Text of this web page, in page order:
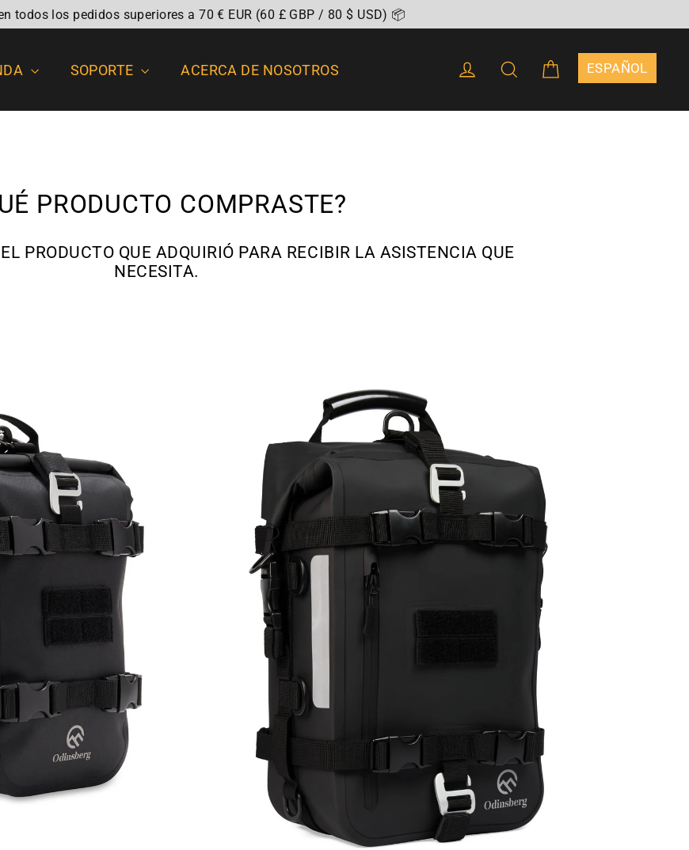
todos los pedidos superiores a 70 € EUR (60 £ GBP / 80 $ USD) 📦
SOPORTE ACERCA DE NOSOTROS INGRESARBUSCARCARRITO
PRODUCTO COMPRASTE?
PRODUCTO QUE ADQUIRIÓ PARA RECIBIR LA ASISTENCIA QUE
NECESITA.